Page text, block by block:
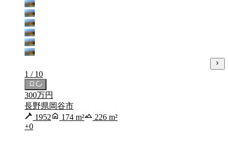
1 / 10
300万円
長野県岡谷市
1952
174 m²
226 m²
+0